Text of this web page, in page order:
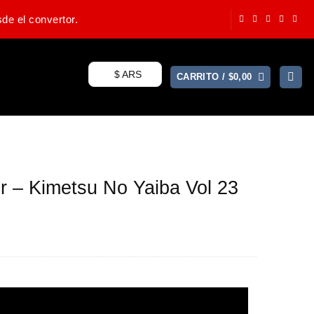
el convertor.
$ ARS CARRITO / $0,00
– Kimetsu No Yaiba Vol 23